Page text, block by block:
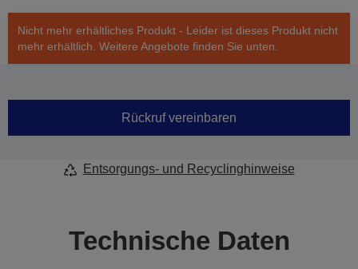
Nicht mehr erhältliches Produkt - Leider ist dieses Produkt nicht
mehr erhältlich. Weitere Angebote finden Sie unten.
Rückruf vereinbaren
Entsorgungs- und Recyclinghinweise
Technische Daten